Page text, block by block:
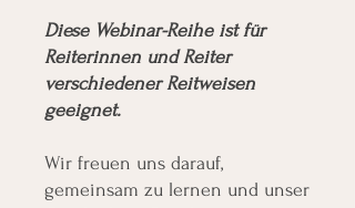
Diese Webinar-Reihe ist für
Reiterinnen und Reiter
verschiedener Reitweisen
geeignet.
Wir freuen uns darauf,
gemeinsam zu lernen und unser